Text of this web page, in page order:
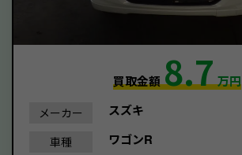
買取金額8.7万円
メーカー スズキ
車種 ワゴンR